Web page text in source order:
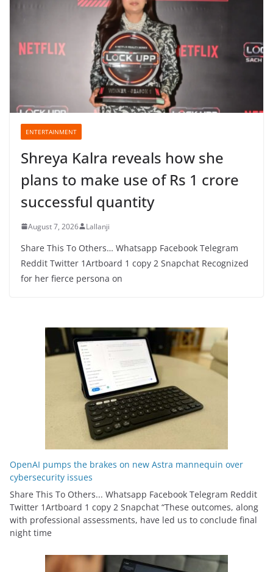
ENTERTAINMENT
Shreya Kalra reveals how she
plans to make use of Rs 1 crore
successful quantity
August 7, 2026 Lallanji
Share This To Others… Whatsapp Facebook Telegram
Reddit Twitter 1Artboard 1 copy 2 Snapchat Recognized
for her fierce persona on
OpenAI pumps the brakes on new Astra mannequin over
cybersecurity issues
Share This To Others... Whatsapp Facebook Telegram Reddit
Twitter 1Artboard 1 copy 2 Snapchat “These outcomes, along
with professional assessments, have led us to conclude final
night time